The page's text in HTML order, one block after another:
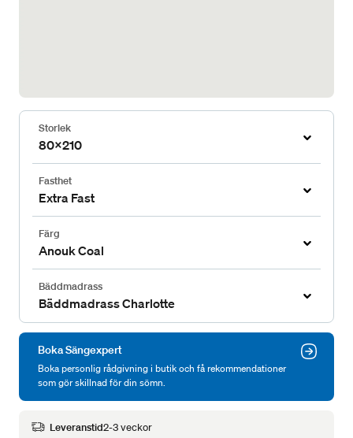
Storlek
80x210
Fasthet
Extra Fast
Färg
Anouk Coal
Bäddmadrass
Bäddmadrass Charlotte
Boka Sängexpert
Boka personlig rådgivning i butik och få rekommendationer
som gör skillnad för din sömn.
Leveranstid2-3 veckor